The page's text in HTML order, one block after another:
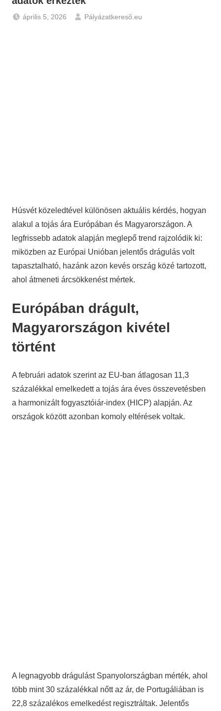
április 5, 2026
Pályázatkereső.eu
Húsvét közeledtével különösen aktuális kérdés, hogyan
alakul a tojás ára Európában és Magyarországon. A
legfrissebb adatok alapján meglepő trend rajzolódik ki:
miközben az Európai Unióban jelentős drágulás volt
tapasztalható, hazánk azon kevés ország közé tartozott,
ahol átmeneti árcsökkenést mértek.
Európában drágult,
Magyarországon kivétel
történt
A februári adatok szerint az EU-ban átlagosan 11,3
százalékkal emelkedett a tojás ára éves összevetésben
a harmonizált fogyasztóiár-index (HICP) alapján. Az
országok között azonban komoly eltérések voltak.
A legnagyobb drágulást Spanyolországban mérték, ahol
több mint 30 százalékkal nőtt az ár, de Portugáliában is
22,8 százalékos emelkedést regisztráltak. Jelentős